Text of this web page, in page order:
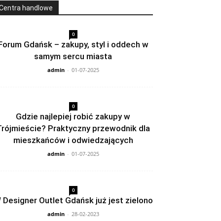
handlowe
0
Gdańsk – zakupy, styl i oddech w
samym sercu miasta
admin - 01-07-2025
0
Gdzie najlepiej robić zakupy w
Praktyczny przewodnik dla
mieszkańców i odwiedzających
admin - 01-07-2025
0
Designer Outlet Gdańsk już jest zielono
admin - 28-02-2023